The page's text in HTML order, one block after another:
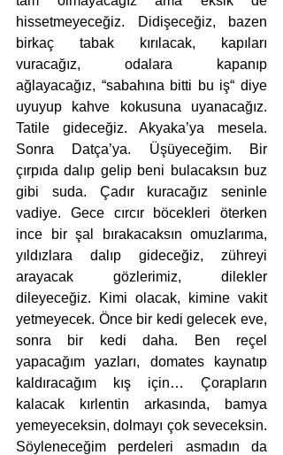
hissetmeyeceğiz. Didişeceğiz, bazen
birkaç tabak kırılacak, kapıları
vuracağız, odalara kapanıp
ağlayacağız, “sabahına bitti bu iş“ diye
uyuyup kahve kokusuna uyanacağız.
Tatile gideceğiz. Akyaka’ya mesela.
Sonra Datça’ya. Üşüyeceğim. Bir
çırpıda dalıp gelip beni bulacaksın buz
gibi suda. Çadır kuracağız seninle
vadiye. Gece cırcır böcekleri öterken
ince bir şal bırakacaksın omuzlarıma,
yıldızlara dalıp gideceğiz, zühreyi
arayacak gözlerimiz, dilekler
dileyeceğiz. Kimi olacak, kimine vakit
yetmeyecek. Önce bir kedi gelecek eve,
sonra bir kedi daha. Ben reçel
yapacağım yazları, domates kaynatıp
kaldıracağım kış için… Çorapların
kalacak kırlentin arkasında, bamya
yemeyeceksin, dolmayı çok seveceksin.
Söyleneceğim perdeleri asmadın da